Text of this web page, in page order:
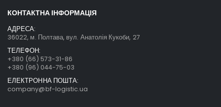
КОНТАКТНА ІНФОРМАЦІЯ
АДРЕСА:
36022, м. Полтава, вул. Анатолія Кукоби, 27
ТЕЛЕФОН:
+380 (66) 573-31-86
+380 (96) 044-75-03
ЕЛЕКТРОННА ПОШТА:
company@bf-logistic.ua